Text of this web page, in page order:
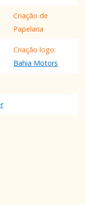
Criação de
Papelaria
Criação logo:
Bahia Motors